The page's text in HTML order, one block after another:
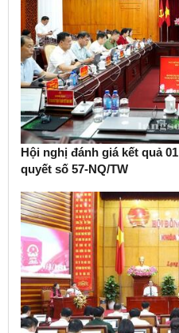
Hội nghị đánh giá kết quả
quyết số 57-NQ/TW